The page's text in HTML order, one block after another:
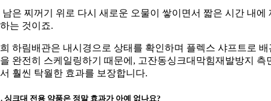
남은 찌꺼기 위로 다시 새로운 오물이 쌓이면서 짧은 시간 내에
는 것이죠.
하림배관은 내시경으로 상태를 확인하며 플렉스 샤프트로 배
완전히 스케일링하기 때문에, 고잔동싱크대막힘재발방지 측
훨씬 탁월한 효과를 보장합니다.
싱크대 전용 약품은 정말 효과가 아예 없나요?